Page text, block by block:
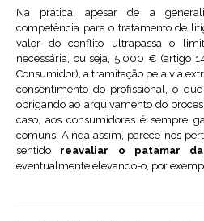
Na prática, apesar de a
competência para o tratamento de
valor do conflito ultrapassa o
necessária, ou seja, 5.000 € (artigo
Consumidor), a tramitação pela via
consentimento do profissional, o
obrigando ao arquivamento do
caso, aos consumidores é sempre
comuns. Ainda assim, parece-nos
sentido reavaliar o patamar
eventualmente elevando-o, por